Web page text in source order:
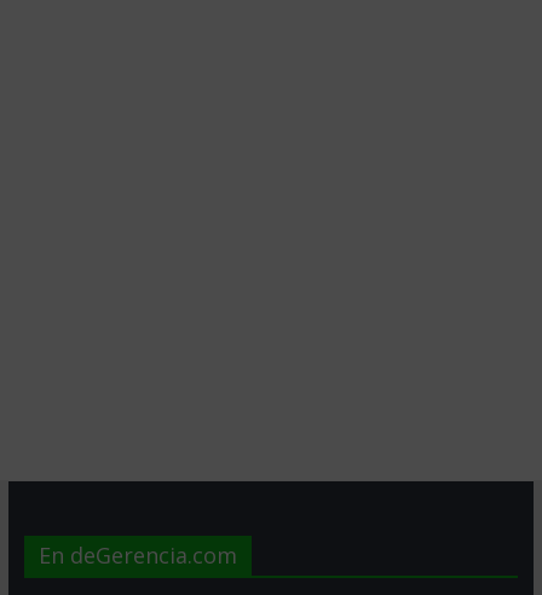
En deGerencia.com